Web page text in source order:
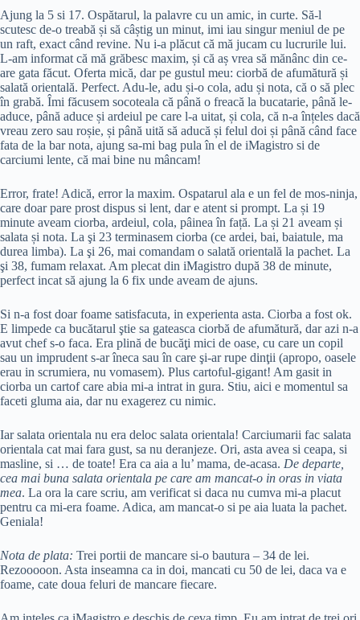
Ajung la 5 si 17. Ospătarul, la palavre cu un amic, in curte. Să-l
scutesc de-o treabă și să câștig un minut, imi iau singur meniul de pe
un raft, exact când revine. Nu i-a plăcut că mă jucam cu lucrurile lui.
L-am informat că mă grăbesc maxim, și că aș vrea să mănânc din ce-
are gata făcut. Oferta mică, dar pe gustul meu: ciorbă de afumătură și
salată orientală. Perfect. Adu-le, adu și-o cola, adu și nota, că o să plec
în grabă. Îmi făcusem socoteala că până o freacă la bucatarie, până le-
aduce, până aduce și ardeiul pe care l-a uitat, și cola, că n-a înțeles dacă
vreau zero sau roșie, și până uită să aducă și felul doi și până când face
fata de la bar nota, ajung sa-mi bag pula în el de iMagistro si de
carciumi lente, că mai bine nu mâncam!
Error, frate! Adică, error la maxim. Ospatarul ala e un fel de mos-ninja,
care doar pare prost dispus si lent, dar e atent si prompt. La și 19
minute aveam ciorba, ardeiul, cola, pâinea în față. La și 21 aveam și
salata și nota. La şi 23 terminasem ciorba (ce ardei, bai, baiatule, ma
durea limba). La şi 26, mai comandam o salată orientală la pachet. La
şi 38, fumam relaxat. Am plecat din iMagistro după 38 de minute,
perfect incat să ajung la 6 fix unde aveam de ajuns.
Si n-a fost doar foame satisfacuta, in experienta asta. Ciorba a fost ok.
E limpede ca bucătarul ştie sa gateasca ciorbă de afumătură, dar azi n-a
avut chef s-o faca. Era plină de bucăţi mici de oase, cu care un copil
sau un imprudent s-ar îneca sau în care şi-ar rupe dinţii (apropo, oasele
erau in scrumiera, nu vomasem). Plus cartoful-gigant! Am gasit in
ciorba un cartof care abia mi-a intrat in gura. Stiu, aici e momentul sa
faceti gluma aia, dar nu exagerez cu nimic.
Iar salata orientala nu era deloc salata orientala! Carciumarii fac salata
orientala cat mai fara gust, sa nu deranjeze. Ori, asta avea si ceapa, si
masline, si … de toate! Era ca aia a lu’ mama, de-acasa. De departe,
cea mai buna salata orientala pe care am mancat-o in oras in viata
mea. La ora la care scriu, am verificat si daca nu cumva mi-a placut
pentru ca mi-era foame. Adica, am mancat-o si pe aia luata la pachet.
Geniala!
Nota de plata: Trei portii de mancare si-o bautura – 34 de lei.
Rezooooon. Asta inseamna ca in doi, mancati cu 50 de lei, daca va e
foame, cate doua feluri de mancare fiecare.